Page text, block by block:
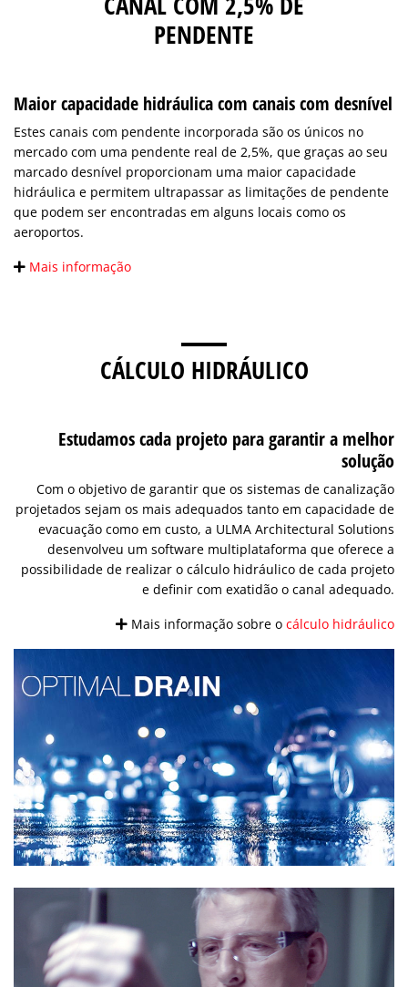
PENDENTE
Maior capacidade hidráulica com canais com desnível
Estes canais com pendente incorporada são os únicos no
mercado com uma pendente real de 2,5%, que graças ao seu
marcado desnível proporcionam uma maior capacidade
hidráulica e permitem ultrapassar as limitações de pendente
que podem ser encontradas em alguns locais como os
aeroportos.
Mais informação
CÁLCULO HIDRÁULICO
Estudamos cada projeto para garantir a melhor
solução
Com o objetivo de garantir que os sistemas de canalização
projetados sejam os mais adequados tanto em capacidade de
evacuação como em custo, a ULMA Architectural Solutions
desenvolveu um software multiplataforma que oferece a
possibilidade de realizar o cálculo hidráulico de cada projeto
e definir com exatidão o canal adequado.
Mais informação sobre o cálculo hidráulico